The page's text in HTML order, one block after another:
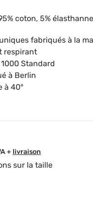
coton, 5% élasthanne
fabriqués à la
respirant
Standard
à Berlin
à 40°
+ livraison
sur la taille